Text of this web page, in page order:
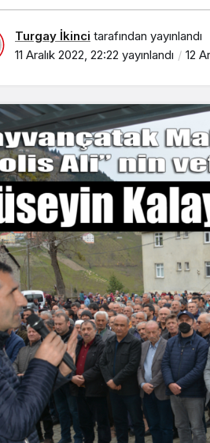
Turgay İkinci tarafından yayınlandı
11 Aralık 2022, 22:22 yayınlandı 12